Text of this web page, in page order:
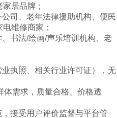
居品牌；
司、老年法律援助机构、便民
维修商家；
、书法/绘画/声乐培训机构、老
执照、相关行业许可证），无
体需求，质量合格、价格透
接受用户评价监督与平台管